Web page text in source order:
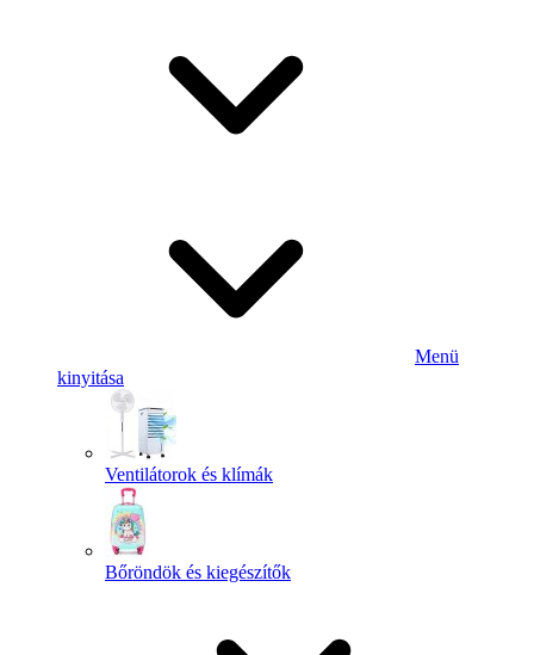
Menü
kinyitása
Ventilátorok és klímák
Bőröndök és kiegészítők